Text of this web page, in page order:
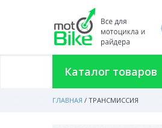
Каталог товаров
ГЛАВНАЯ / ТРАНСМИССИЯ